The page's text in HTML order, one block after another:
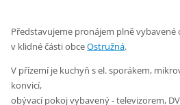
Představujeme pronájem plně
v klidné části obceOstružná.
V přízemí je kuchyň s el. sporákem,
konvicí,
obývací pokoj vybavený - televizorem,